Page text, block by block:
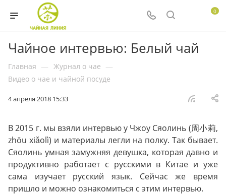
0
Чайное интервью: Белый чай
Главная — Журнал о чае —
Видео о чае и чайной посуде
4 апреля 2018 15:33
В 2015 г. мы взяли интервью у Чжоу Сяолинь (周小莉,
zhōu xiǎolì) и материалы легли на полку. Так бывает.
Сяолинь умная замужняя девушка, которая давно и
продуктивно работает с русскими в Китае и уже
сама изучает русский язык. Сейчас же время
пришло и можно ознакомиться с этим интервью.